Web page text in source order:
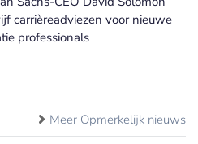
carrièreadviezen voor nieuwe
professionals
Meer Opmerkelijk nieuws